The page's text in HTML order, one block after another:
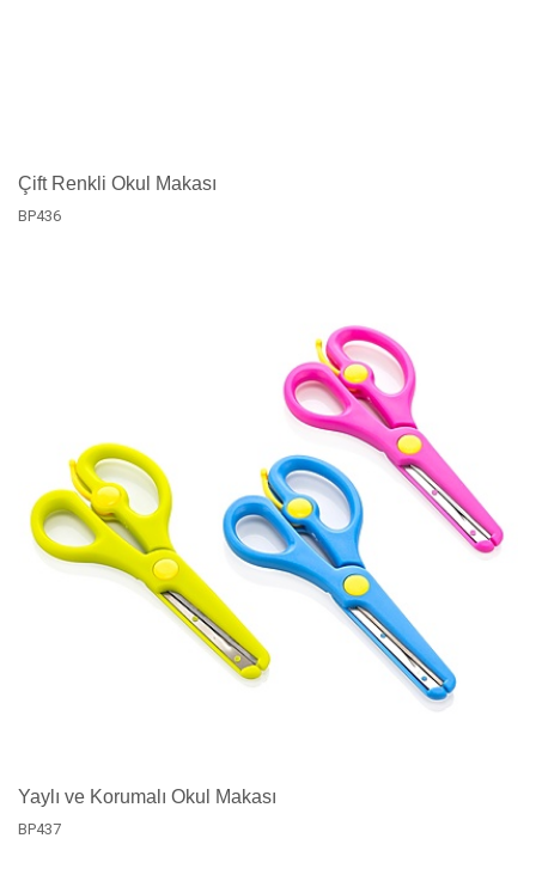
Çift Renkli Okul Makası
BP436
Yaylı ve Korumalı Okul Makası
BP437